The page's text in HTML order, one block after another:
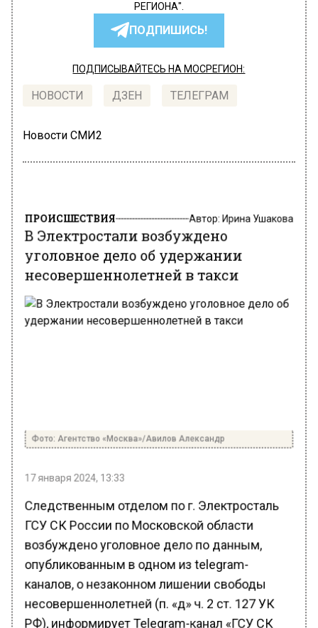
РЕГИОНА".
ПОДПИШИСЬ!
ПОДПИСЫВАЙТЕСЬ НА МОСРЕГИОН:
НОВОСТИ ДЗЕН ТЕЛЕГРАМ
Новости СМИ2
В Электростали возбуждено
уголовное дело об удержании
несовершеннолетней в такси
Фото: Агентство «Москва»/Авилов Александр
17 января 2024, 13:33
Следственным отделом по г. Электросталь
ГСУ СК России по Московской области
возбуждено уголовное дело по данным,
опубликованным в одном из telegram-
каналов, о незаконном лишении свободы
несовершеннолетней (п. «д» ч. 2 ст. 127 УК
РФ), информирует Telegram-канал «ГСУ СК